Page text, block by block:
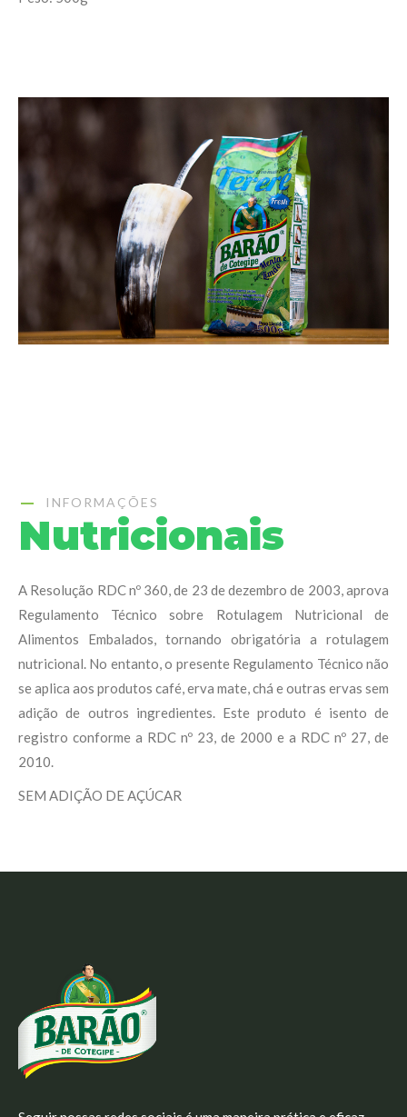
INFORMAÇÕES
Nutricionais
A Resolução RDC nº 360, de 23 de dezembro de 2003, aprova
Regulamento Técnico sobre Rotulagem Nutricional de
Alimentos Embalados, tornando obrigatória a rotulagem
nutricional. No entanto, o presente Regulamento Técnico não
se aplica aos produtos café, erva mate, chá e outras ervas sem
adição de outros ingredientes. Este produto é isento de
registro conforme a RDC nº 23, de 2000 e a RDC nº 27, de
2010.
SEM ADIÇÃO DE AÇÚCAR